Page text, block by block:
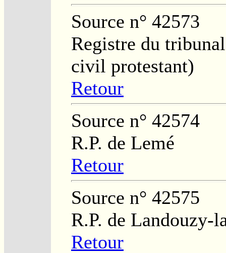
Source n° 42573
Registre du
civil protestant)
Retour
Source n° 42574
R.P. de Lemé
Retour
Source n° 42575
R.P. de Landouzy-
Retour